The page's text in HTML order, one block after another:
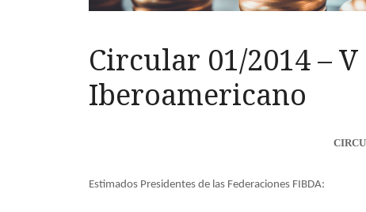
Circular 01/2014 –
Iberoamericano
Estimados Presidentes de las Federaciones FIBDA: